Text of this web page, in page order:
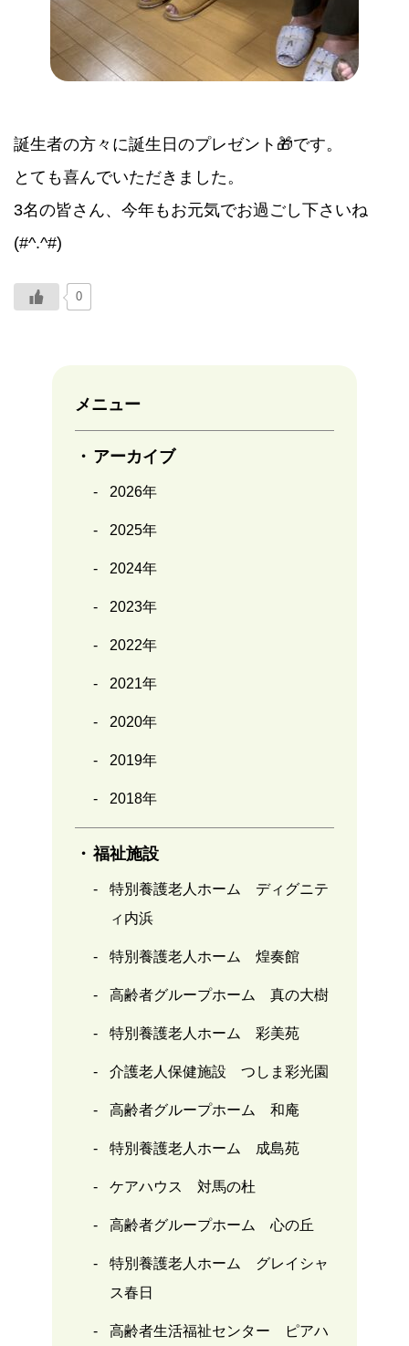
メニュー
アーカイブ
2026年
2025年
2024年
2023年
2022年
2021年
2020年
2019年
2018年
福祉施設
特別養護老人ホーム ディグニテ
ィ内浜
特別養護老人ホーム 煌奏館
高齢者グループホーム 真の大樹
特別養護老人ホーム 彩美苑
介護老人保健施設 つしま彩光園
高齢者グループホーム 和庵
特別養護老人ホーム 成島苑
ケアハウス 対馬の杜
高齢者グループホーム 心の丘
特別養護老人ホーム グレイシャ
ス春日
高齢者生活福祉センター ピアハ
誕生者の方々に誕生日のプレゼント🎁です。
とても喜んでいただきました。
3名の皆さん、今年もお元気でお過ごし下さいね
(#^.^#)
0